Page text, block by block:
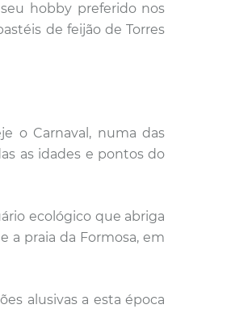
hobby preferido nos
de feijão de Torres
o Carnaval, numa das
as idades e pontos do
ecológico que abriga
a praia da Formosa, em
alusivas a esta época